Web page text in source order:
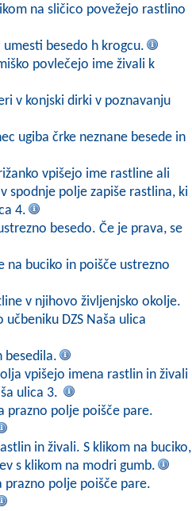
na sličico povežejo rastlino
besedo h krogcu.
povlečejo ime živali k
v konjski dirki v poznavanju
ugiba črke neznane besede in
vpišejo ime rastline ali
spodnje polje zapiše rastlina, ki
4.
besedo. Če je prava, se
na buciko in poišče ustrezno
v njihovo življenjsko okolje.
DZS Naša ulica
besedila.
vpišejo imena rastlin in živali
ulica 3.
prazno polje poišče pare.
in živali. S klikom na buciko,
s klikom na modri gumb.
prazno polje poišče pare.